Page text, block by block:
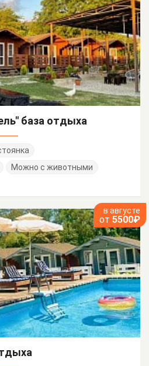
база отдыха
Можно с животными
в августе
от 5500₽